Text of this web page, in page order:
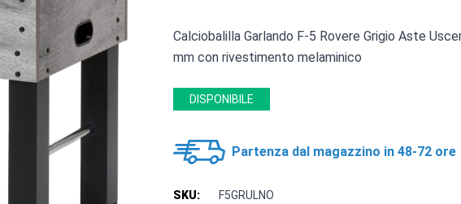
Calciobalilla Garlando F-5 Rovere Grigio Aste
mm con rivestimento melaminico
DISPONIBILE
Partenza dal magazzino in 48-72 ore
SKU: F5GRULNO